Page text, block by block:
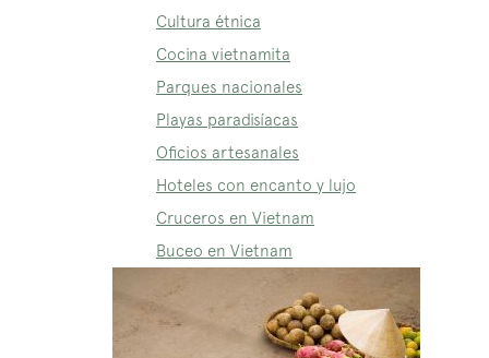
Cultura étnica
Cocina vietnamita
Parques nacionales
Playas paradisíacas
Oficios artesanales
Hoteles con encanto y lujo
Cruceros en Vietnam
Buceo en Vietnam